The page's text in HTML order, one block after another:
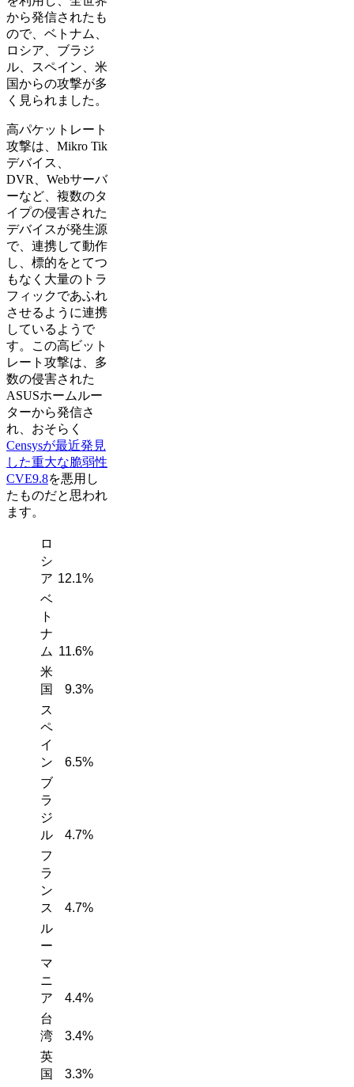
から発信されたも
ので、ベトナム、
ロシア、ブラジ
ル、スペイン、米
国からの攻撃が多
く見られました。
高パケットレート
攻撃は、Mikro Tik
デバイス、
DVR、Webサーバ
ーなど、複数のタ
イプの侵害された
デバイスが発生源
で、連携して動作
し、標的をとてつ
もなく大量のトラ
フィックであふれ
させるように連携
しているようで
す。この高ビット
レート攻撃は、多
数の侵害された
ASUSホームルー
ターから発信さ
れ、おそらく
Censysが最近発見
した重大な脆弱性
CVE9.8を悪用し
たものだと思われ
ます。
ロ
シ
ア 12.1%
ベ
ト
ナ
ム 11.6%
米
国
9.3%
ス
ペ
イ
ン
6.5%
ブ
ラ
ジ
ル
4.7%
フ
ラ
ン
ス
4.7%
ル
ー
マ
ニ
ア
4.4%
台
湾
3.4%
英
国
3.3%